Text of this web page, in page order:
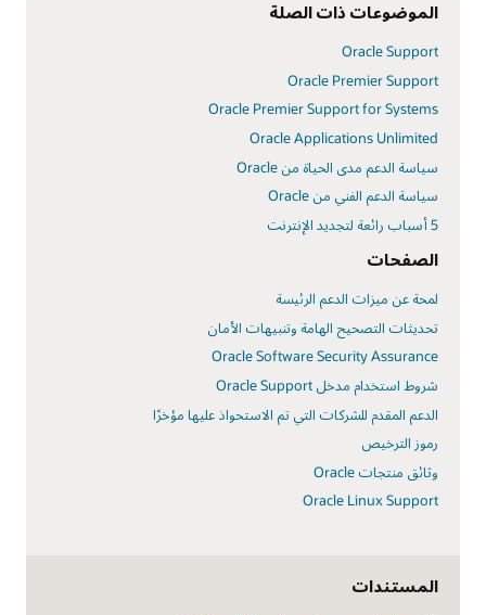
الموضوعات ذات الصلة
Oracle Support
Oracle Premier Support
Oracle Premier Support for Systems
Oracle Applications Unlimited
سياسة الدعم مدى الحياة من Oracle
سياسة الدعم الفني من Oracle
5 أسباب رائعة لتجديد الإنترنت
الصفحات
لمحة عن ميزات الدعم الرئيسة
تحديثات التصحيح الهامة وتنبيهات الأمان
Oracle Software Security Assurance
شروط استخدام مدخل Oracle Support
الدعم المقدم للشركات التي تم الاستحواذ عليها مؤخرًا
رموز الترخيص
وثائق منتجات Oracle
Oracle Linux Support
المستندات